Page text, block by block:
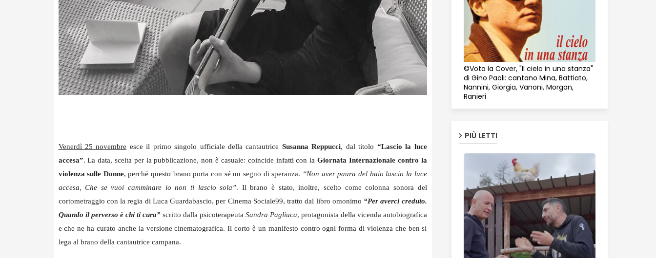
Venerdì 25 novembre esce il primo singolo ufficiale della cantautrice Susanna Reppucci, dal titolo “Lascio la luce
accesa”.La data, scelta per la pubblicazione, non è casuale: coincide infatti con la Giornata Internazionale contro la
violenza sulle Donne, perché questo brano porta con sé un segno di speranza. “Non aver paura del buio lascio la luce
accesa, Che se vuoi camminare io non ti lascio sola”. Il brano è stato, inoltre, scelto come colonna sonora del
cortometraggio con la regia di Luca Guardabascio, per Cinema Sociale99, tratto dal libro omonimo “Per averci creduto.
Quando il perverso è chi ti cura” scritto dalla psicoterapeuta Sandra Pagliuca, protagonista della vicenda autobiografica
e che ne ha curato anche la versione cinematografica. Il corto è un manifesto contro ogni forma di violenza che ben si
lega al brano della cantautrice campana.
©Vota la Cover, "Il cielo in una stanza"
di Gino Paoli: cantano Mina, Battiato,
Nannini, Giorgia, Vanoni, Morgan,
Ranieri
PIÙ LETTI